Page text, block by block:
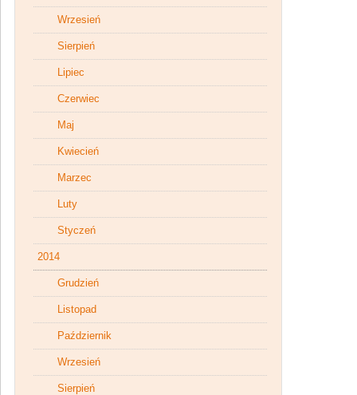
Wrzesień
Sierpień
Lipiec
Czerwiec
Maj
Kwiecień
Marzec
Luty
Styczeń
2014
Grudzień
Listopad
Październik
Wrzesień
Sierpień